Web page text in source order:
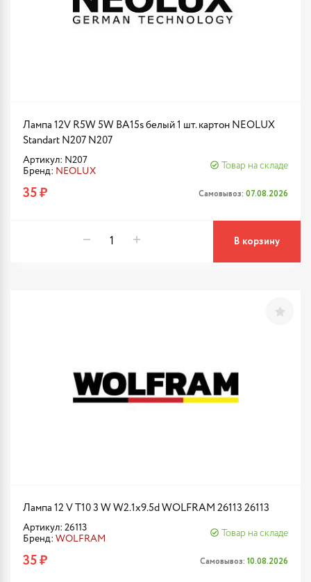
Лампа 12V R5W 5W BA15s белый 1 шт. картон NEOLUX
Standart N207 N207
Артикул: N207
Бренд: NEOLUX
Товар на складе
35 ₽ Самовывоз: 07.08.2026
В корзину
Лампа 12 V T10 3 W W2.1x9.5d WOLFRAM 26113 26113
Артикул: 26113
Бренд: WOLFRAM
Товар на складе
35 ₽ Самовывоз: 10.08.2026